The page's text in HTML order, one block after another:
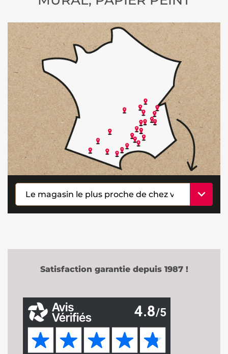
Satisfaction garantie depuis 1987 !